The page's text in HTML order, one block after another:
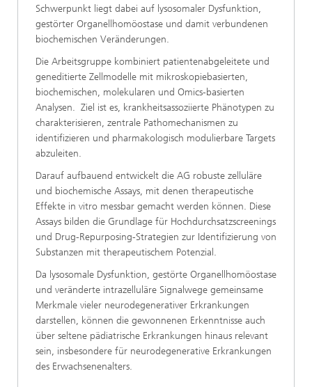
Schwerpunkt liegt dabei auf lysosomaler Dysfunktion,
gestörter Organellhomöostase und damit verbundenen
biochemischen Veränderungen.
Die Arbeitsgruppe kombiniert patientenabgeleitete und
geneditierte Zellmodelle mit mikroskopiebasierten,
biochemischen, molekularen und Omics-basierten
Analysen. Ziel ist es, krankheitsassoziierte Phänotypen zu
charakterisieren, zentrale Pathomechanismen zu
identifizieren und pharmakologisch modulierbare Targets
abzuleiten.
Darauf aufbauend entwickelt die AG robuste zelluläre
und biochemische Assays, mit denen therapeutische
Effekte in vitro messbar gemacht werden können. Diese
Assays bilden die Grundlage für Hochdurchsatzscreenings
und Drug-Repurposing-Strategien zur Identifizierung von
Substanzen mit therapeutischem Potenzial.
Da lysosomale Dysfunktion, gestörte Organellhomöostase
und veränderte intrazelluläre Signalwege gemeinsame
Merkmale vieler neurodegenerativer Erkrankungen
darstellen, können die gewonnenen Erkenntnisse auch
über seltene pädiatrische Erkrankungen hinaus relevant
sein, insbesondere für neurodegenerative Erkrankungen
des Erwachsenenalters.